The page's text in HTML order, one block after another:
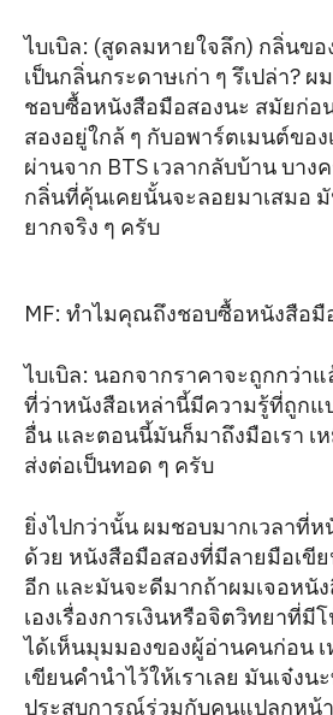
ไบเบิล: (สูดลมหายใจลึก) กลิ่นขอ
เป็นกลิ่นกระดาษเก่า ๆ รึเปล่า? ผ
ชอบซื้อหนังสือมือสองนะ สมัยก่อ
สองอยู่ใกล้ ๆ กับอพาร์ตเมนต์ขอ
ผ่านจาก BTS เวลากลับบ้าน บาง
กลิ่นที่คุ้นเคยนั้นจะลอยมาเสมอ
ยากจริง ๆ ครับ
MF: ทำไมคุณถึงชอบซื้อหนังสือมื
ไบเบิล: นอกจากราคาจะถูกกว่า
ที่ว่าหนังสือเหล่านี้มีความรู้ที่ถูก
อื่น และตอนนี้มันก็มาถึงมือเรา เ
ส่งต่อเป็นทอด ๆ ครับ
ยิ่งไปกว่านั้น ผมชอบมากเวลาที่
ด้วย หนังสือมือสองที่มีลายมือเขี
อีก และมันจะดีมากถ้าผมเจอหนั
เองเรื่องการเงินหรือจิตวิทยาที่
ได้เห็นมุมมองของผู้อ่านคนก่อน
เขียนคำนำไว้ให้เราเลย มันเจ๋งน
ประสบการณ์ร่วมกับคนแปลกหน้า